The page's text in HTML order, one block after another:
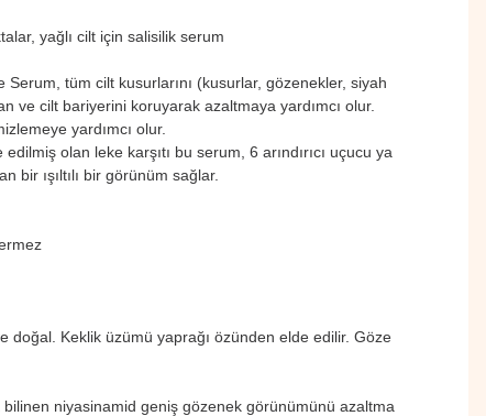
yağlı cilt için salisilik serum
tüm cilt kusurlarını (kusurlar, gözenekler, siyah
ve cilt bariyerini koruyarak azaltmaya yardımcı olur.
yardımcı olur.
olan leke karşıtı bu serum, 6 arındırıcı uçucu ya
bir ışıltılı bir görünüm sağlar.
doğal. Keklik üzümü yaprağı özünden elde edilir. Göze
bilinen niyasinamid geniş gözenek görünümünü azaltma